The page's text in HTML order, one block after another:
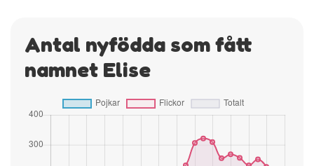
Antal nyfödda som fått
namnet Elise